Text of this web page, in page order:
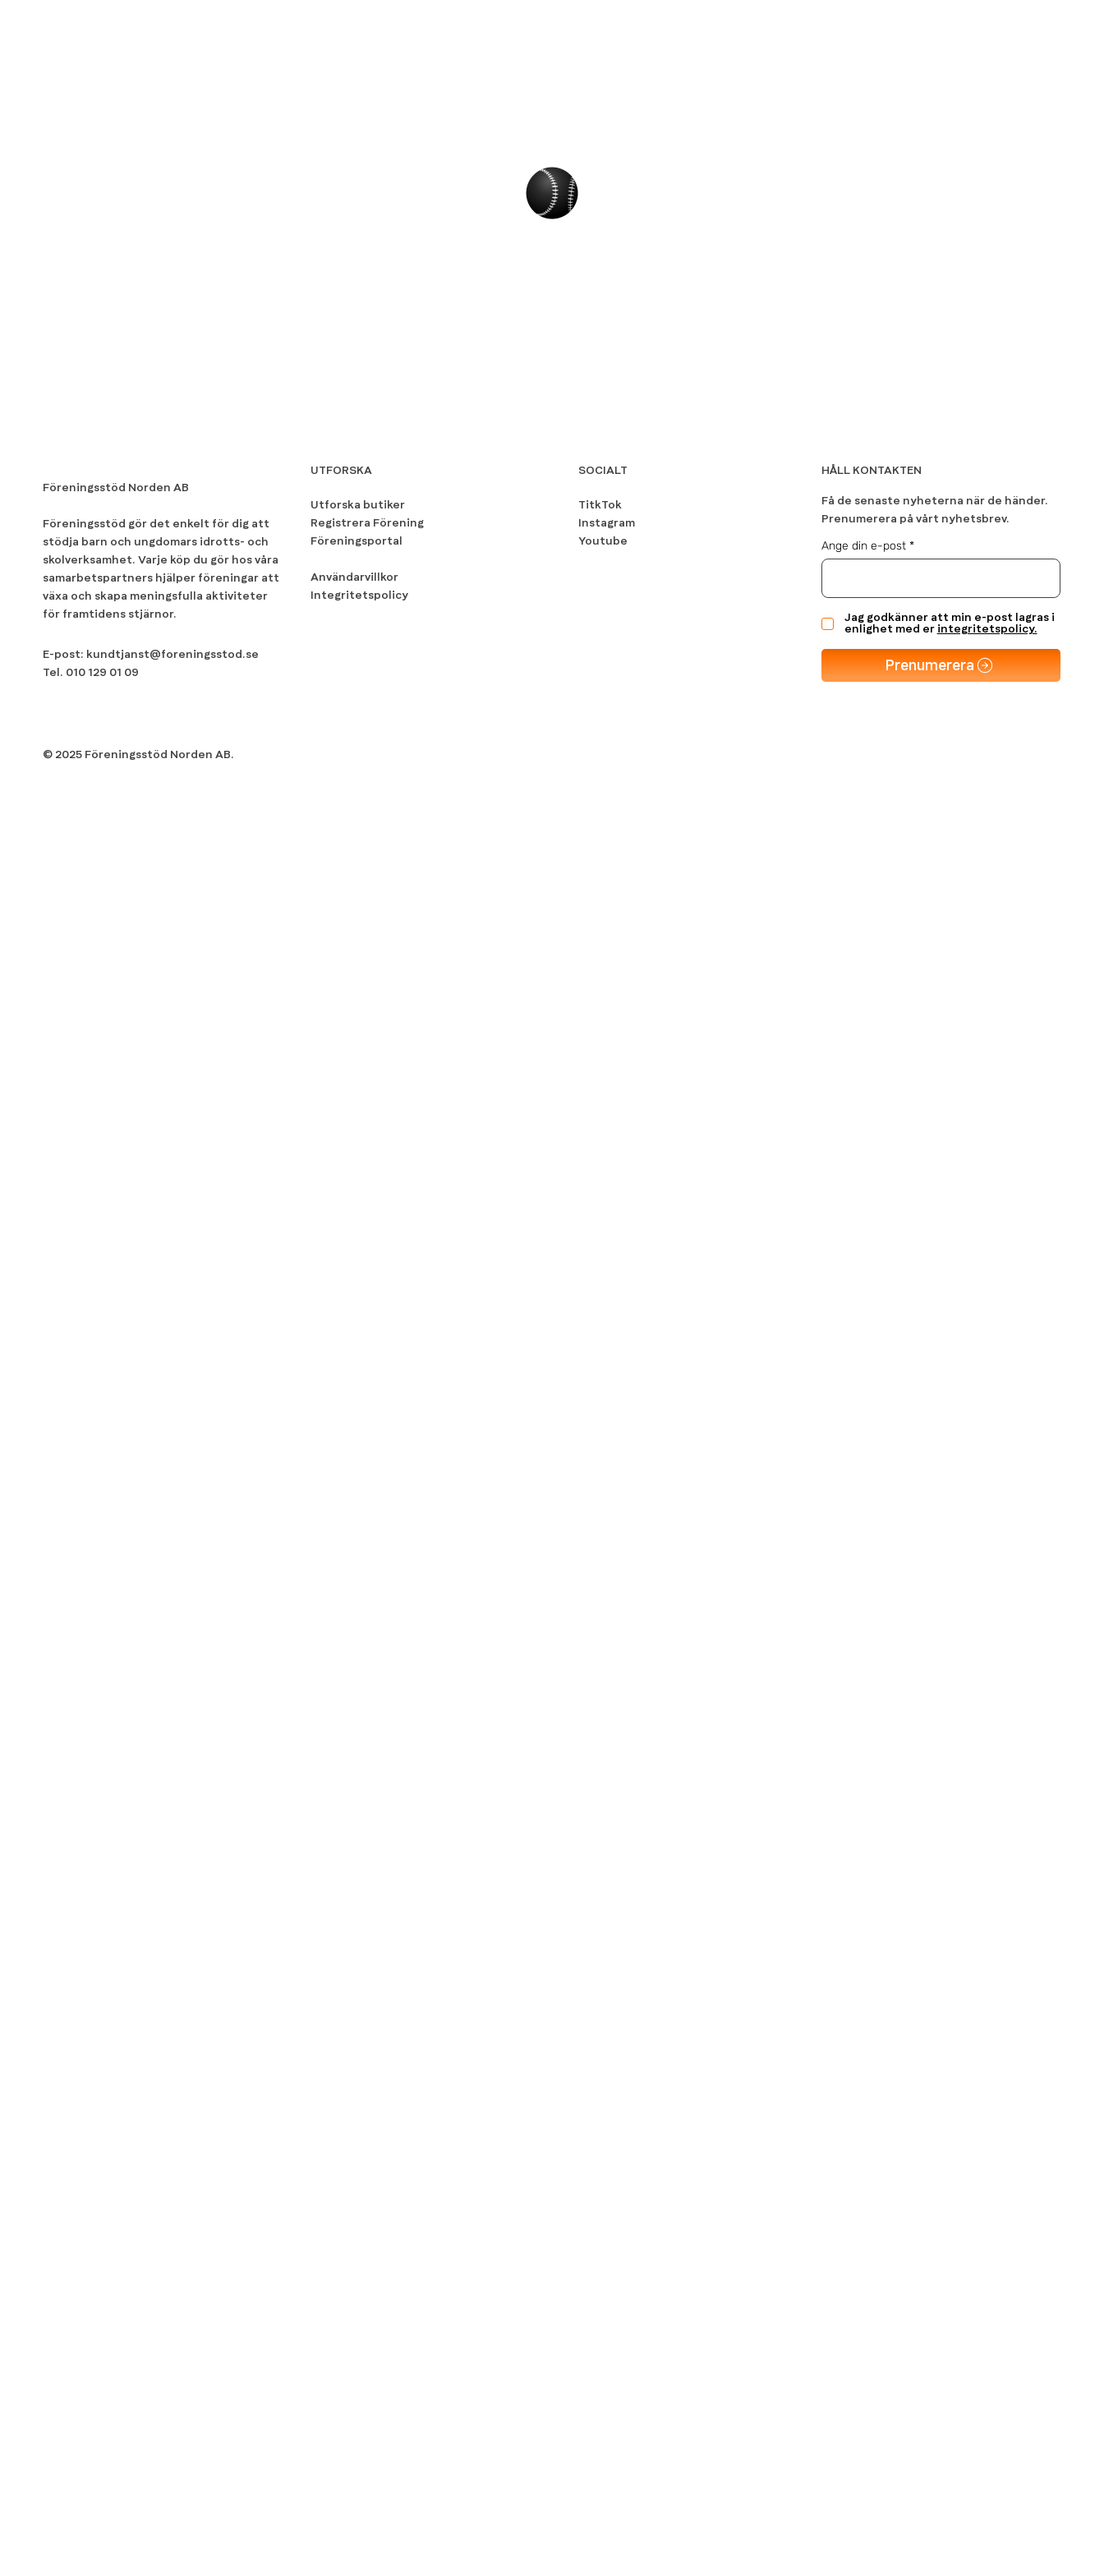
Föreningsstöd Norden AB
Föreningsstöd gör det enkelt för dig att
stödja barn och ungdomars idrotts- och
skolverksamhet. Varje köp du gör hos våra
samarbetspartners hjälper föreningar att
växa och skapa meningsfulla aktiviteter
för framtidens stjärnor.
E-post: kundtjanst@foreningsstod.se
Tel. 010 129 01 09
UTFORSKA
Utforska butiker
Registrera Förening
Föreningsportal
Användarvillkor
Integritetspolicy
SOCIALT
TitkTok
Instagram
Youtube
HÅLL KONTAKTEN
Få de senaste nyheterna när de händer.
Prenumerera på vårt nyhetsbrev.
Ange din e-post
Jag godkänner att min e-post lagras i
enlighet med er integritetspolicy.
Prenumerera
© 2025 Föreningsstöd Norden AB.